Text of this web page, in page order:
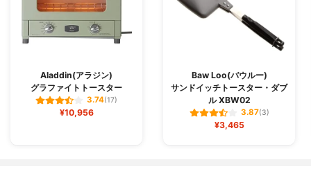
Aladdin(アラジン)
グラファイトトースター
3.74(17)
¥10,956
Baw Loo(バウルー)
サンドイッチトースター・ダブ
ル XBW02
3.87(3)
¥3,465